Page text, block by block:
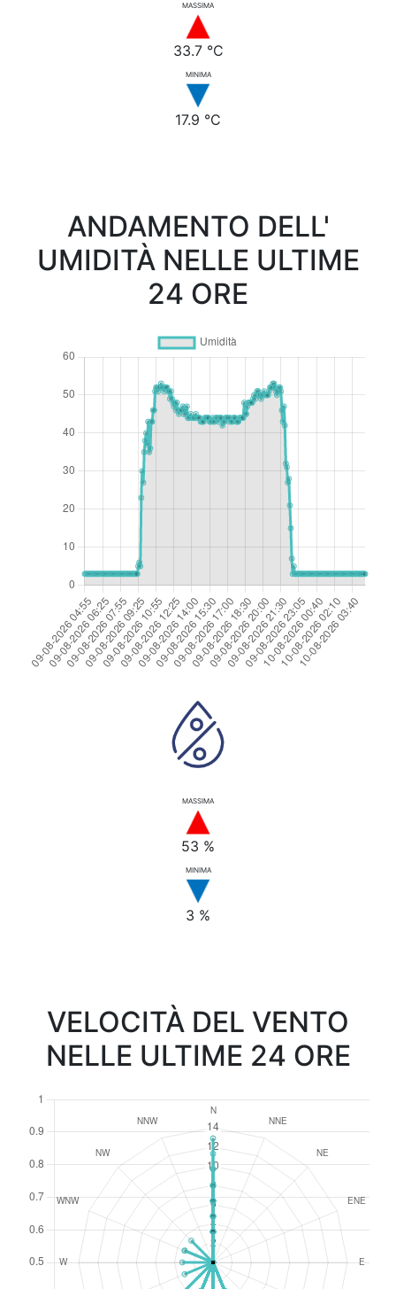
MASSIMA
33.7 °C
MINIMA
17.9 °C
ANDAMENTO DELL'
UMIDITÀ NELLE ULTIME
24 ORE
MASSIMA
53 %
MINIMA
3 %
VELOCITÀ DEL VENTO
NELLE ULTIME 24 ORE